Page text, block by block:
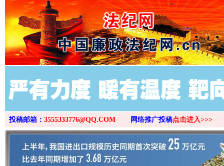
>
投稿邮箱： 3555333776@QQ.COM 网络推广投稿点击进入>>>